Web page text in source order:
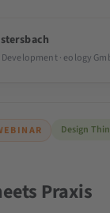
Research & Development ·
Design
Praxis